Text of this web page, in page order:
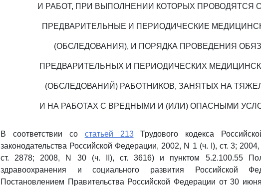
И РАБОТ, ПРИ ВЫПОЛНЕНИИ КОТОРЫХ ПРОВОДЯТСЯ
ПРЕДВАРИТЕЛЬНЫЕ И ПЕРИОДИЧЕСКИЕ
(ОБСЛЕДОВАНИЯ), И ПОРЯДКА ПРОВЕДЕНИЯ
ПРЕДВАРИТЕЛЬНЫХ И ПЕРИОДИЧЕСКИХ
(ОБСЛЕДОВАНИЙ) РАБОТНИКОВ, ЗАНЯТЫХ НА
И НА РАБОТАХ С ВРЕДНЫМИ И (ИЛИ) ОПАСНЫМИ
В соответствии со статьей 213Трудового кодекса
законодательства Российской Федерации, 2002, N 1 (ч. I), ст. 3;
ст. 2878; 2008, N 30 (ч. II), ст. 3616) и пунктом 5.2.100.55
здравоохранения и социального развития Российской
Постановлением Правительства Российской Федерации от 30